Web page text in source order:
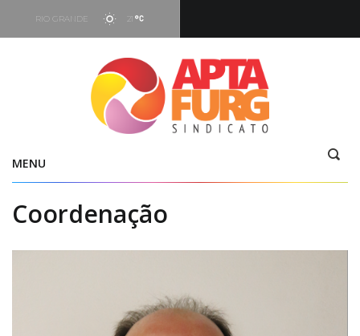
RIO GRANDE 21
- 19:29
Vento
7.66 kt - 293°
MENU
Coordenação